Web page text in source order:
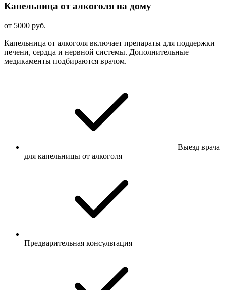
Капельница от алкоголя на дому
от 5000 руб.
Капельница от алкоголя включает препараты для поддержки
печени, сердца и нервной системы. Дополнительные
медикаменты подбираются врачом.
Выезд врача
для капельницы от алкоголя
Предварительная консультация